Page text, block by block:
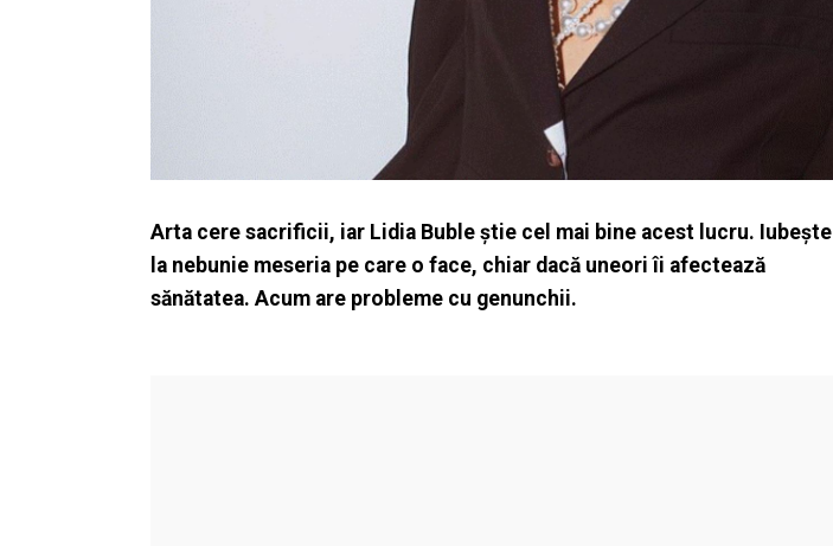
Arta cere sacrificii, iar Lidia Buble știe cel mai bine acest lucru. Iubește
la nebunie meseria pe care o face, chiar dacă uneori îi afectează
sănătatea. Acum are probleme cu genunchii.